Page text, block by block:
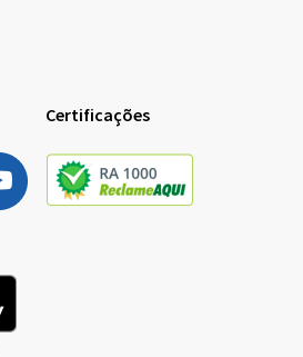
Certificações